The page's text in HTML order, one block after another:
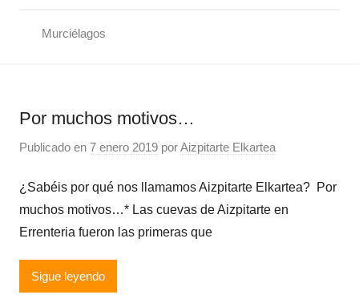
Murciélagos
Por muchos motivos…
Publicado en 7 enero 2019 porAizpitarte Elkartea
¿Sabéis por qué nos llamamos Aizpitarte Elkartea? Por
muchos motivos…* Las cuevas de Aizpitarte en
Errenteria fueron las primeras que
Sigue leyendo